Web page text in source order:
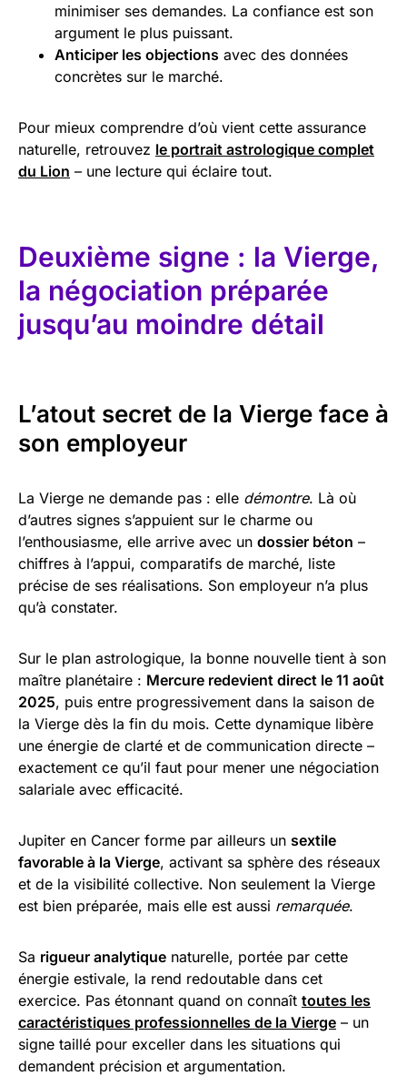
minimiser ses demandes. La confiance est son
argument le plus puissant.
Anticiper les objections avec des données
concrètes sur le marché.
Pour mieux comprendre d’où vient cette assurance
naturelle, retrouvez le portrait astrologique complet
du Lion – une lecture qui éclaire tout.
Deuxième signe : la Vierge,
la négociation préparée
jusqu’au moindre détail
L’atout secret de la Vierge face à
son employeur
La Vierge ne demande pas : elle démontre. Là où
d’autres signes s’appuient sur le charme ou
l’enthousiasme, elle arrive avec un dossier béton –
chiffres à l’appui, comparatifs de marché, liste
précise de ses réalisations. Son employeur n’a plus
qu’à constater.
Sur le plan astrologique, la bonne nouvelle tient à son
maître planétaire : Mercure redevient direct le 11 août
2025, puis entre progressivement dans la saison de
la Vierge dès la fin du mois. Cette dynamique libère
une énergie de clarté et de communication directe –
exactement ce qu’il faut pour mener une négociation
salariale avec efficacité.
Jupiter en Cancer forme par ailleurs un sextile
favorable à la Vierge, activant sa sphère des réseaux
et de la visibilité collective. Non seulement la Vierge
est bien préparée, mais elle est aussi remarquée.
Sa rigueur analytique naturelle, portée par cette
énergie estivale, la rend redoutable dans cet
exercice. Pas étonnant quand on connaît toutes les
caractéristiques professionnelles de la Vierge – un
signe taillé pour exceller dans les situations qui
demandent précision et argumentation.